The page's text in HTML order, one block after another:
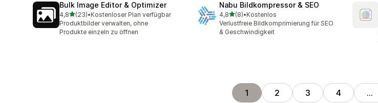
Bulk Image Editor & Optimizer
4,8von 5 Sternen
(23)
23 Rezensionen insgesamt
•Kostenloser Plan verfügbar
Produktbilder verwalten, ohne
Produkte einzeln zu öffnen
Nabu Bildkompressor & SEO
4,8von 5 Sternen
(8)
8 Rezensionen insgesamt
•Kostenlos
Verlustfreie Bildkomprimierung für SEO
& Geschwindigkeit
1 2 3 4 …